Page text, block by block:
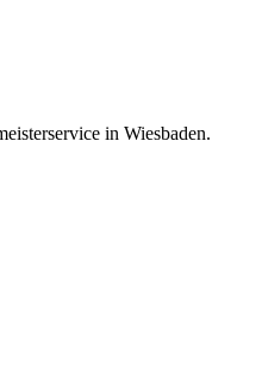
in Wiesbaden.